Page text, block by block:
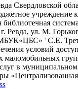
Свердловской
учреждение
библиотечная
Ревда, ул. М.
' С.Е.
условий
маломобильных
в